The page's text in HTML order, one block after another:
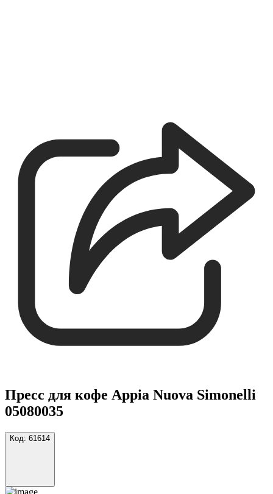
Пресс для кофе Appia Nuova Simonelli
05080035
Код: 61614